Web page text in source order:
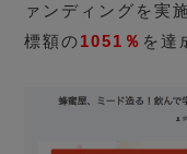
ァンディングを実
標額の1051％ を達